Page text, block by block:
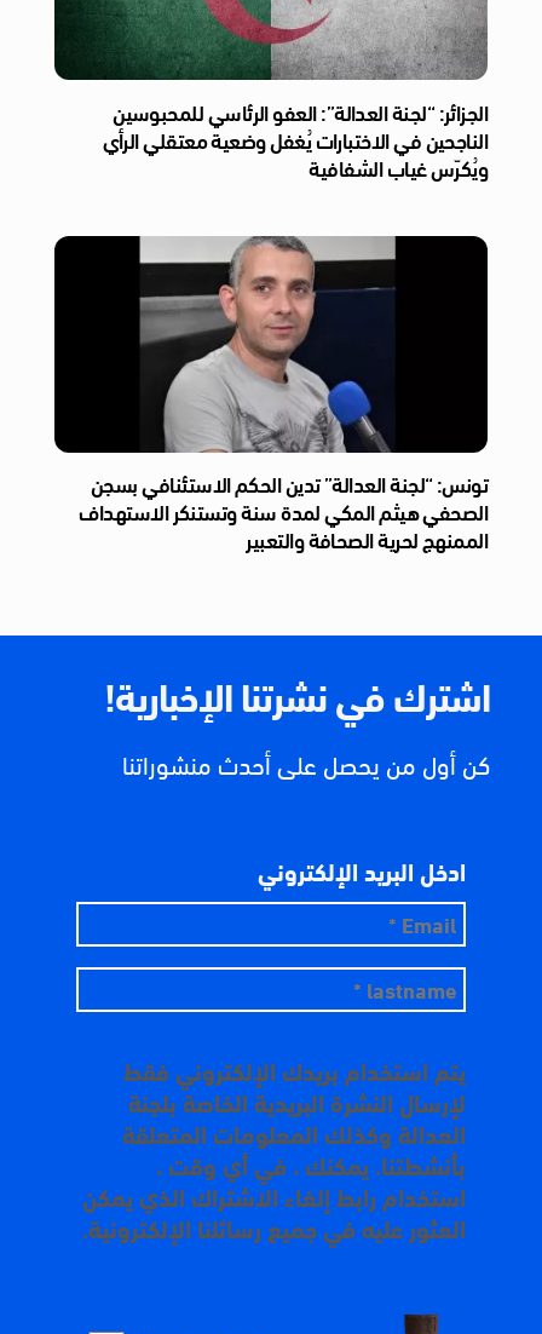
الجزائر: “لجنة العدالة”: العفو الرئاسي للمحبوسين
الناجحين في الاختبارات يُغفل وضعية معتقلي الرأي
ويُكرّس غياب الشفافية
تونس: “لجنة العدالة” تدين الحكم الاستئنافي بسجن
الصحفي هيثم المكي لمدة سنة وتستنكر الاستهداف
الممنهج لحرية الصحافة والتعبير
اشترك في نشرتنا الإخبارية!
كن أول من يحصل على أحدث منشوراتنا
ادخل البريد الإلكتروني
يتم استخدام بريدك الإلكتروني فقط
لإرسال النشرة البريدية الخاصة بلجنة
العدالة وكذلك المعلومات المتعلقة
بأنشطتنا. يمكنك ، في أي وقت ،
استخدام رابط إلغاء الاشتراك الذي يمكن
العثور عليه في جميع رسائلنا الإلكترونية.